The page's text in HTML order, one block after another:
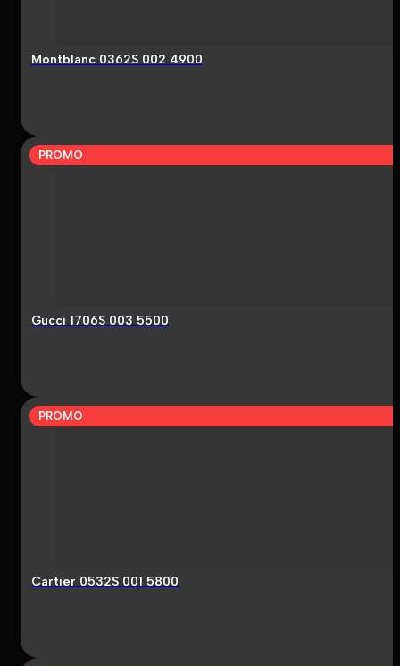
Montblanc 0362S 002 4900
PROMO
Gucci 1706S 003 5500
PROMO
Cartier 0532S 001 5800